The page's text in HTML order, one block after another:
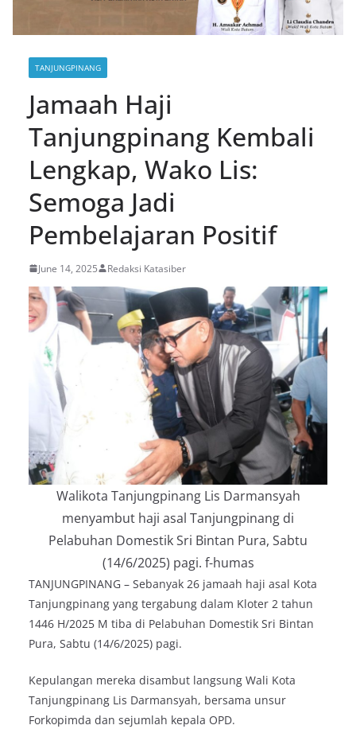
TANJUNGPINANG
Jamaah Haji
Tanjungpinang Kembali
Lengkap, Wako Lis:
Semoga Jadi
Pembelajaran Positif
June 14, 2025 Redaksi Katasiber
Walikota Tanjungpinang Lis Darmansyah
menyambut haji asal Tanjungpinang di
Pelabuhan Domestik Sri Bintan Pura, Sabtu
(14/6/2025) pagi. f-humas
TANJUNGPINANG – Sebanyak 26 jamaah haji asal Kota
Tanjungpinang yang tergabung dalam Kloter 2 tahun
1446 H/2025 M tiba di Pelabuhan Domestik Sri Bintan
Pura, Sabtu (14/6/2025) pagi.
Kepulangan mereka disambut langsung Wali Kota
Tanjungpinang Lis Darmansyah, bersama unsur
Forkopimda dan sejumlah kepala OPD.